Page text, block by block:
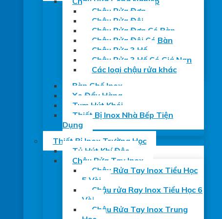
Chậu Rửa Đơn
Chậu Rửa Đôi
Chậu Rửa Đơn Có Bàn
Chậu Rửa Đôi Có Bàn
Chậu Rửa 3 Hố
Chậu Rửa 3 Hố Có Giá Nan
Các loại chậu rửa khác
Bàn Ghế Inox
Xe Đẩy Hàng
Tum Hút Khói
Thiết Bị Inox Nhà Bếp Tiện
Dụng
Thiết Bị Inox Trường Học
Tủ Hút Khí Độc
Chậu Rửa Tay Inox
Chậu Rửa Tay Inox Tiểu Học
5 Vòi
Chậu rửa Ray Inox Tiểu Học 6
Vòi
Chậu Rửa Tay Inox Trung